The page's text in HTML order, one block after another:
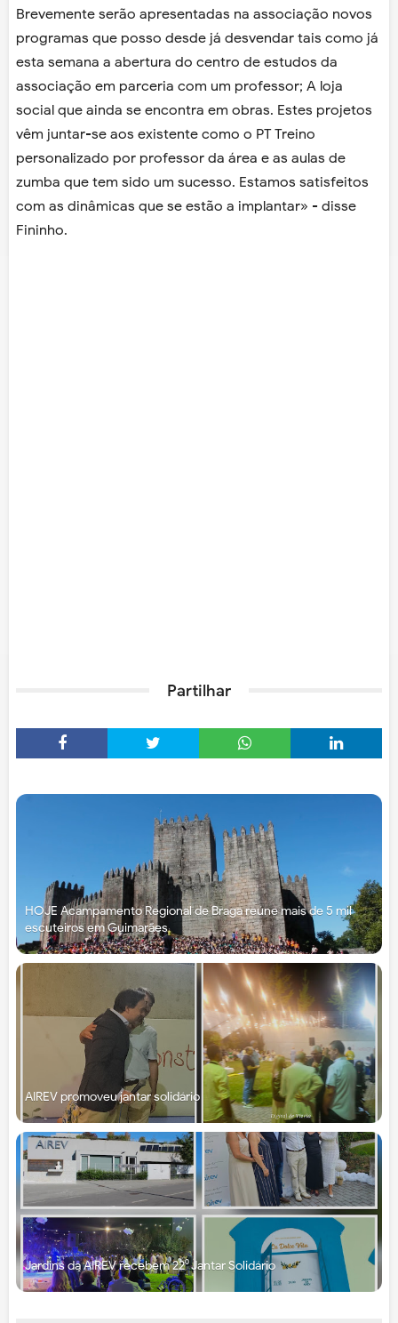
Brevemente serão apresentadas na associação novos
programas que posso desde já desvendar tais como já
esta semana a abertura do centro de estudos da
associação em parceria com um professor; A loja
social que ainda se encontra em obras. Estes projetos
vêm juntar-se aos existente como o PT Treino
personalizado por professor da área e as aulas de
zumba que tem sido um sucesso. Estamos satisfeitos
com as dinâmicas que se estão a implantar» - disse
Fininho.
Partilhar
HOJE Acampamento Regional de Braga reúne mais de 5 mil
escuteiros em Guimarães
AIREV promoveu jantar solidário
Jardins da AIREV recebem 22⁰ Jantar Solidário